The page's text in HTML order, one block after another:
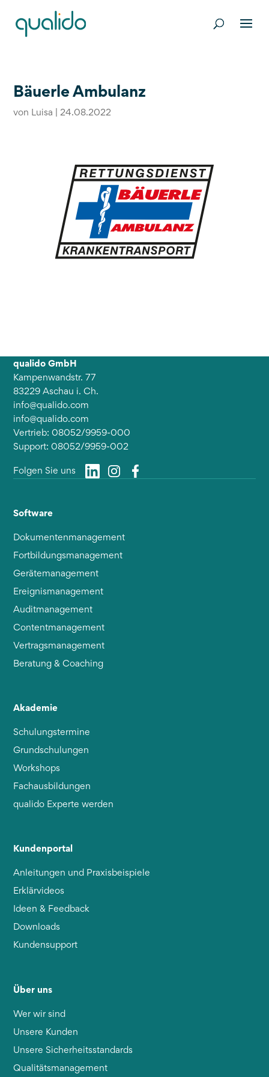
Bäuerle Ambulanz
von Luisa |24.08.2022
qualido GmbH
Kampenwandstr. 77
83229 Aschau i. Ch.
info@qualido.com
info@qualido.com
Vertrieb: 08052/9959-000
Support: 08052/9959-002
Folgen Sie uns
Software
Dokumentenmanagement
Fortbildungsmanagement
Gerätemanagement
Ereignismanagement
Auditmanagement
Contentmanagement
Vertragsmanagement
Beratung & Coaching
Akademie
Schulungstermine
Grundschulungen
Workshops
Fachausbildungen
qualido Experte werden
Kundenportal
Anleitungen und Praxisbeispiele
Erklärvideos
Ideen & Feedback
Downloads
Kundensupport
Über uns
Wer wir sind
Unsere Kunden
Unsere Sicherheitsstandards
Qualitätsmanagement